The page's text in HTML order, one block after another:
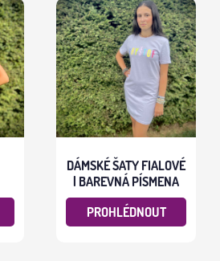
DÁMSKÉ ŠATY FIALOVÉ
| BAREVNÁ PÍSMENA
PROHLÉDNOUT